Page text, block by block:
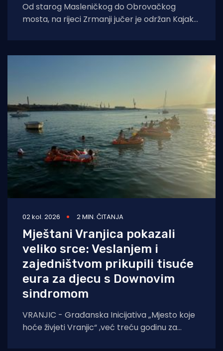
Od starog Masleničkog do Obrovačkog
mosta, na rijeci Zrmanji jučer je održan Kajak
02 kol. 2026 2 MIN. ČITANJA
Mještani Vranjica pokazali
veliko srce: Veslanjem i
zajedništvom prikupili tisuće
eura za djecu s Downovim
sindromom
VRANJIC - Građanska Inicijativa „Mjesto koje
hoće živjeti Vranjic“ ,već treću godinu za